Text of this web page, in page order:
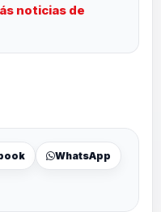
noticias de
WhatsApp